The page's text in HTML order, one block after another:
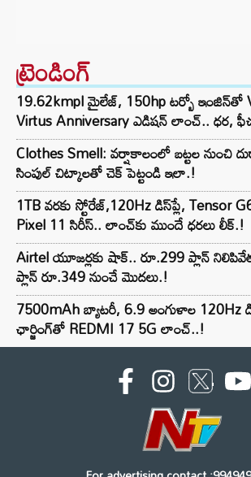
ట్రెండింగ్‌
19.62kmpl మైలేజ్, 150hp టర్బో ఇంజిన్‌తో
Virtus Anniversary ఎడిషన్ లాంచ్.. ధర,
Clothes Smell: వర్షాకాలంలో బట్టల నుంచి
సింపుల్ చిట్కాలతో చెక్ పెట్టండి ఇలా.!
1TB వరకు స్టోరేజ్,120Hz డిస్‌ప్లే, Tensor
Pixel 11 సిరీస్.. లాంచ్⁭కు ముందే ధరలు లీక్.!
Airtel యూజర్లకు షాక్.. రూ.299 ప్లాన్
ప్లాన్ రూ.349 నుంచే మొదలు.!
7500mAh బ్యాటరీ, 6.9 అంగుళాల 120Hz
ఛార్జింగ్‌తో REDMI 17 5G లాంచ్..!